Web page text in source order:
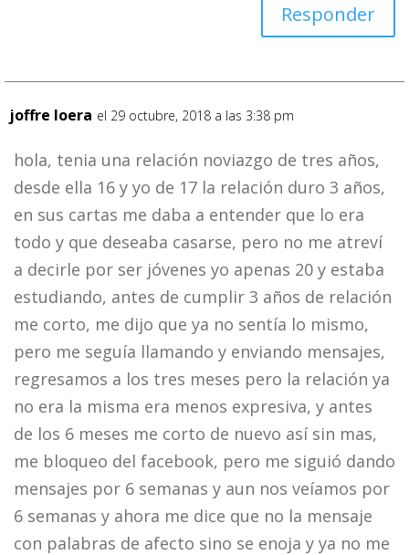
Responder
joffre loera el 29 octubre, 2018 a las 3:38 pm
hola, tenia una relación noviazgo de tres años,
desde ella 16 y yo de 17 la relación duro 3 años,
en sus cartas me daba a entender que lo era
todo y que deseaba casarse, pero no me atreví
a decirle por ser jóvenes yo apenas 20 y estaba
estudiando, antes de cumplir 3 años de relación
me corto, me dijo que ya no sentía lo mismo,
pero me seguía llamando y enviando mensajes,
regresamos a los tres meses pero la relación ya
no era la misma era menos expresiva, y antes
de los 6 meses me corto de nuevo así sin mas,
me bloqueo del facebook, pero me siguió dando
mensajes por 6 semanas y aun nos veíamos por
6 semanas y ahora me dice que no la mensaje
con palabras de afecto sino se enoja y ya no me